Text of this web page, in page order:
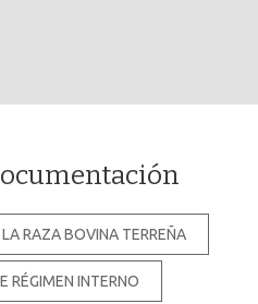
RAZA BOVINA TERREÑA
RÉGIMEN INTERNO